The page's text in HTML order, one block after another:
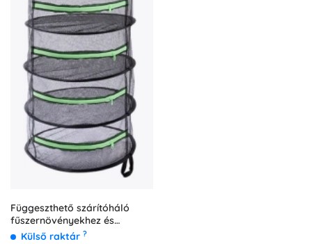
Függeszthető szárítóháló
fűszernövényekhez és
gombákhoz 41 cm, 8 szint
Külső raktár ?